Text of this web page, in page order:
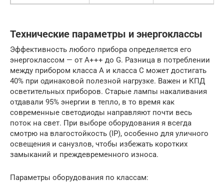
Технические параметры и энергоклассы
Эффективность любого прибора определяется его
энергоклассом — от A+++ до G. Разница в потреблении
между прибором класса A и класса C может достигать
40% при одинаковой полезной нагрузке. Важен и КПД
осветительных приборов. Старые лампы накаливания
отдавали 95% энергии в тепло, в то время как
современные светодиоды направляют почти весь
поток на свет. При выборе оборудования я всегда
смотрю на влагостойкость (IP), особенно для уличного
освещения и санузлов, чтобы избежать коротких
замыканий и преждевременного износа.
Параметры оборудования по классам: